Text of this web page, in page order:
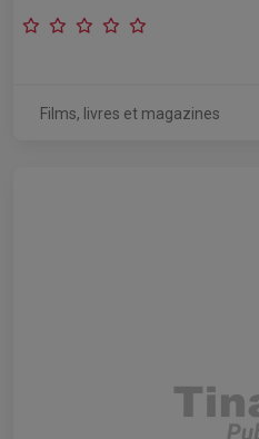
Films, livres et magazines